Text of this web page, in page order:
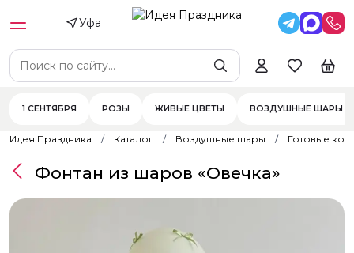
Уфа
1 СЕНТЯБРЯ РОЗЫ ЖИВЫЕ ЦВЕТЫ ВОЗДУШНЫЕ ШАРЫ
Идея Праздника Каталог Воздушные шары Готовые
Фонтан из шаров «Овечка»